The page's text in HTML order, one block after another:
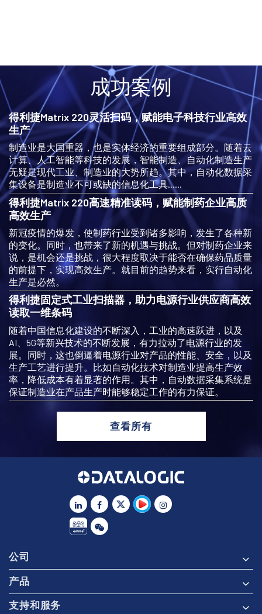
成功案例
得利捷Matrix 220灵活扫码，赋能电子科技行业高效
生产
制造业是大国重器，也是实体经济的重要组成部分。随着云
计算、人工智能等科技的发展，智能制造、自动化制造生产
无疑是现代工业、制造业的大势所趋。其中，自动化数据采
集设备是制造业不可或缺的信息化工具......
得利捷Matrix 220高速精准读码，赋能制药企业高质
高效生产
新冠疫情的爆发，使制药行业受到诸多影响，发生了各种新
的变化。同时，也带来了新的机遇与挑战。但对制药企业来
说，是机会还是挑战，很大程度取决于能否在确保药品质量
的前提下，实现高效生产。就目前的趋势来看，实行自动化
生产是必然。
得利捷固定式工业扫描器，助力电源行业供应商高效
读取一维条码
随着中国信息化建设的不断深入，工业的高速跃进，以及
AI、5G等新兴技术的不断发展，有力拉动了电源行业的发
展。同时，这也倒逼着电源行业对产品的性能、安全，以及
生产工艺进行提升。比如自动化技术对制造业提高生产效
率，降低成本有着显著的作用。其中，自动数据采集系统是
保证制造业在产品生产时能够稳定工作的有力保证。
查看所有
公司
产品
支持和服务